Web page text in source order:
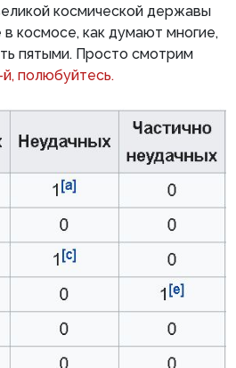
космической державы
космосе, как думают многие,
пятыми. Просто смотрим
полюбуйтесь.